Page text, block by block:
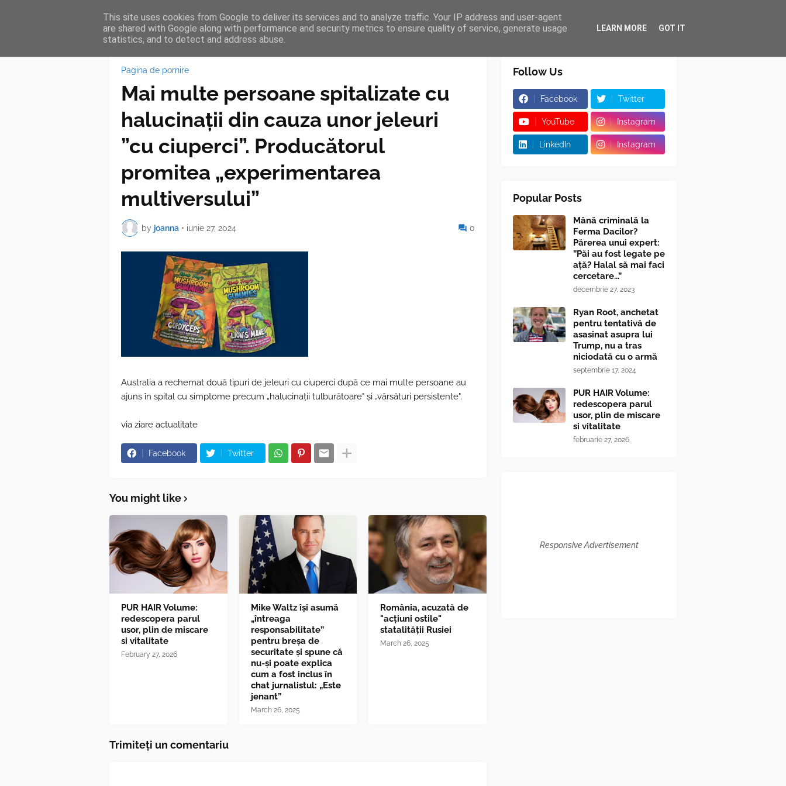
HOME FEATURES BLOGGER TIPOGRAPHY SHORTCODES
Pagina de pornire
Mai multe persoane spitalizate cu
halucinații din cauza unor jeleuri
”cu ciuperci”. Producătorul
promitea „experimentarea
multiversului”
by joanna • iunie 27, 2024 0
Australia a rechemat două tipuri de jeleuri cu ciuperci după ce mai multe persoane au
ajuns în spital cu simptome precum „halucinații tulburătoare" și „vărsături persistente".
via ziare actualitate
Facebook Twitter
You might like
PUR HAIR Volume:
redescopera parul
usor, plin de miscare
si vitalitate
February 27, 2026
Mike Waltz îşi asumă
„întreaga
responsabilitate”
pentru breşa de
securitate și spune că
nu-și poate explica
cum a fost inclus în
chat jurnalistul: „Este
jenant”
March 26, 2025
România, acuzată de
"acțiuni ostile"
statalității Rusiei
March 26, 2025
Trimiteți un comentariu
Follow Us
Facebook Twitter
YouTube Instagram
LinkedIn Instagram
Popular Posts
Mână criminală la
Ferma Dacilor?
Părerea unui expert:
”Păi au fost legate pe
ață? Halal să mai faci
cercetare...”
decembrie 27, 2023
Ryan Root, anchetat
pentru tentativă de
asasinat asupra lui
Trump, nu a tras
niciodată cu o armă
septembrie 17, 2024
PUR HAIR Volume:
redescopera parul
usor, plin de miscare
si vitalitate
februarie 27, 2026
Responsive Advertisement
This site uses cookies from Google to deliver its services and to analyze traffic. Your IP address and user-agent
are shared with Google along with performance and security metrics to ensure quality of service, generate usage
statistics, and to detect and address abuse.
LEARN MORE GOT IT